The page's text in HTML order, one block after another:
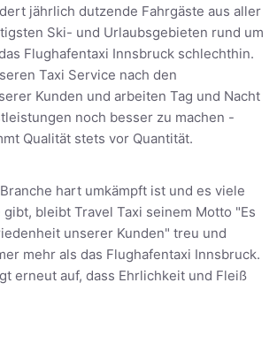
jährlich dutzende Fahrgäste aus aller
Ski- und Urlaubsgebieten rund um
Flughafentaxi Innsbruck schlechthin.
Taxi Service nach den
Kunden und arbeiten Tag und Nacht
noch besser zu machen -
Qualität stets vor Quantität.
hart umkämpft ist und es viele
bleibt Travel Taxi seinem Motto "Es
unserer Kunden" treu und
mehr als das Flughafentaxi Innsbruck.
erneut auf, dass Ehrlichkeit und Fleiß